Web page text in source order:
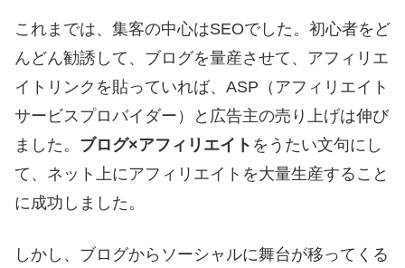
これまでは、集客の中心はSEOでした。初心者をど
んどん勧誘して、ブログを量産させて、アフィリエ
イトリンクを貼っていれば、ASP（アフィリエイト
サービスプロバイダー）と広告主の売り上げは伸び
ました。 ブログ×アフィリエイト をうたい文句にし
て、ネット上にアフィリエイトを大量生産すること
に成功しました。
しかし、ブログからソーシャルに舞台が移ってくる